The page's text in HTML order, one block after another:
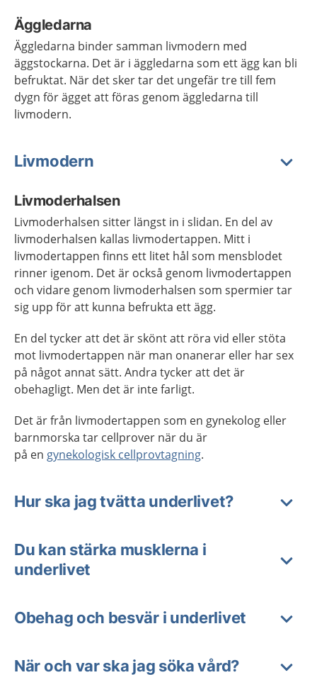
Äggledarna
Äggledarna binder samman livmodern med
äggstockarna. Det är i äggledarna som ett ägg kan bli
befruktat. När det sker tar det ungefär tre till fem
dygn för ägget att föras genom äggledarna till
livmodern.
Livmodern
Livmoderhalsen
Livmoderhalsen sitter längst in i slidan. En del av
livmoderhalsen kallas livmodertappen. Mitt i
livmodertappen finns ett litet hål som mensblodet
rinner igenom. Det är också genom livmodertappen
och vidare genom livmoderhalsen som spermier tar
sig upp för att kunna befrukta ett ägg.
En del tycker att det är skönt att röra vid eller stöta
mot livmodertappen när man onanerar eller har sex
på något annat sätt. Andra tycker att det är
obehagligt. Men det är inte farligt.
Det är från livmodertappen som en gynekolog eller
barnmorska tar cellprover när du är
på en gynekologisk cellprovtagning.
Hur ska jag tvätta underlivet?
Du kan stärka musklerna i
underlivet
Obehag och besvär i underlivet
När och var ska jag söka vård?